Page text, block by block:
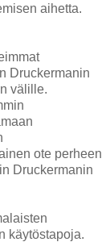
aihetta.
Druckermanin
välille.
ote perheen
Druckermanin
käytöstapoja.